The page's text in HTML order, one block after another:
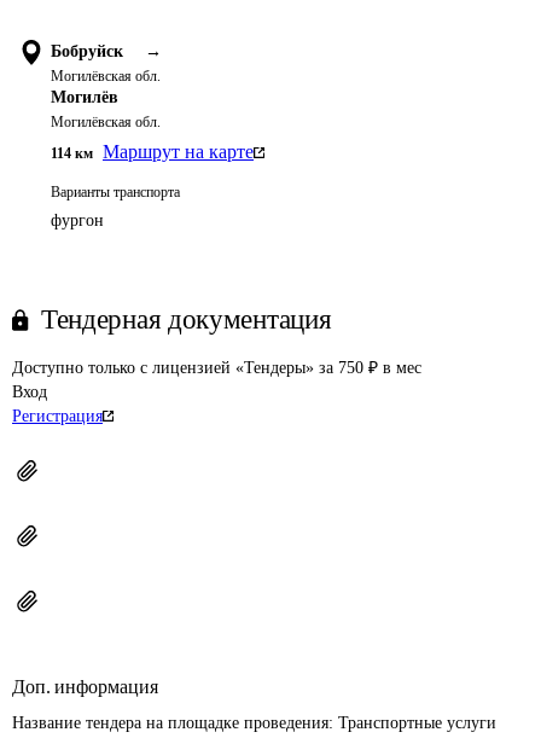
Бобруйск →
Могилёвская обл.
Могилёв
Могилёвская обл.
114 км Маршрут на карте
Варианты транспорта
фургон
Тендерная документация
Доступно только с лицензией «Тендеры» за 750 ₽ в мес
Вход
Регистрация
Доп. информация
Название тендера на площадке проведения: Транспортные услуги